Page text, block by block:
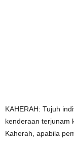
KAHERAH: Tujuh
kenderaan terjunam
Kaherah, apabila